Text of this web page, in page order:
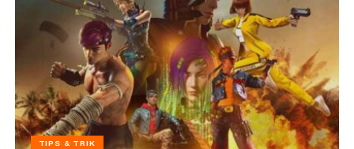
TIPS & TRIK